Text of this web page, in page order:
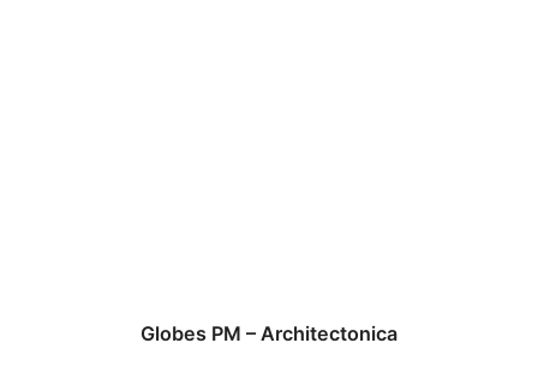
Globes PM – Architectonica